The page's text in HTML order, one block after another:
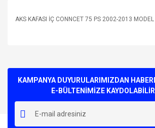
AKS KAFASI İÇ CONNCET 75 PS 2002-2013
Yorum Yaz
kullanarak tarafımıza iletebilirsiniz.
Görüş ve önerileriniz için teşekkür ederiz.
Ürün resmi kalitesiz, bozuk veya
Ürün açıklamasında eksik bilgiler bulunuyor.
KAMPANYA DUYURULARIMIZDAN
E-BÜLTENİMİZE